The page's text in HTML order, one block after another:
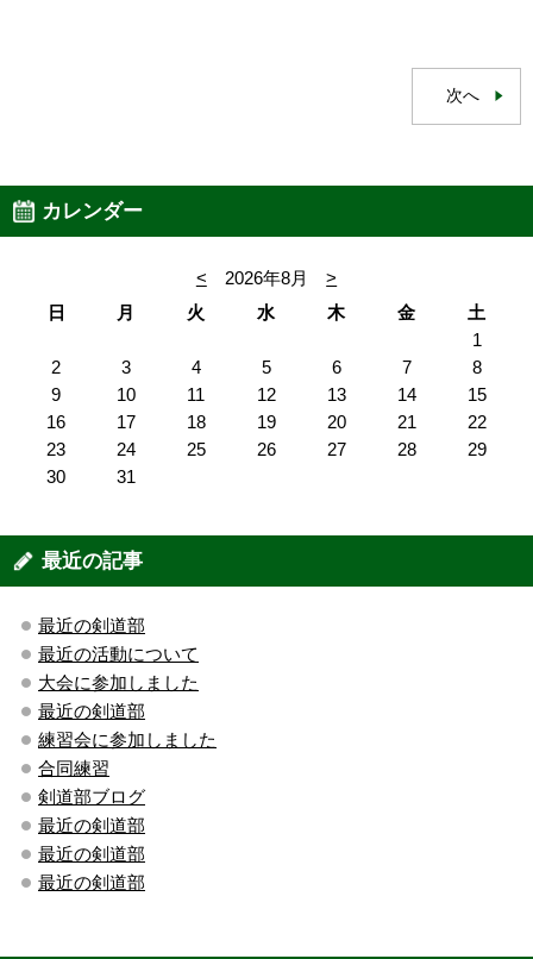
次へ
カレンダー
< 2026年8月
>
日
月 火 水 木 金
土
1
2
3 4 5 6 7
8
9
10 11 12 13 14
15
16
17 18 19 20 21
22
23
24 25 26 27 28
29
30
31
最近の記事
最近の剣道部
最近の活動について
大会に参加しました
最近の剣道部
練習会に参加しました
合同練習
剣道部ブログ
最近の剣道部
最近の剣道部
最近の剣道部